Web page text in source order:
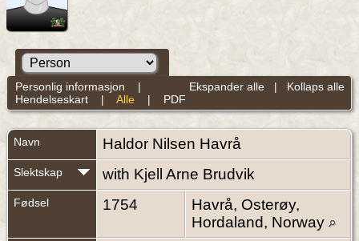
Ekspander alle | Kollaps alle
Personlig informasjon |
Hendelseskart| Alle | PDF
Navn Haldor Nilsen Havrå
Slektskap with Kjell Arne Brudvik
Fødsel 1754
Havrå, Osterøy,
Hordaland, Norway